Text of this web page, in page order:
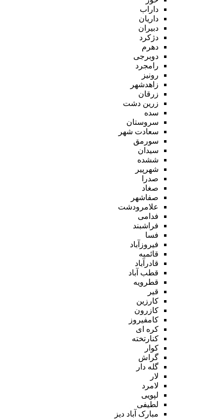
داراب
داریان
دبیران
دژکرد
دهرم
دوبرجی
رامجرد
رونیز
زاهدشهر
زرقان
زرین دشت
سده
سروستان
سعادت شهر
سورمق
سیدان
ششده
شهرپیر
صدرا
صغاد
صفاشهر
علامرودشت
فدامی
فراشبند
فسا
فیروزآباد
قائمیه
قادرآباد
قطب آباد
قطرویه
قیر
کارزین
کازرون
کامفیروز
کره ای
کنارتخته
کوار
گراش
گله دار
لار
لامرد
لپویی
لطیفی
مبارک آباد دیز